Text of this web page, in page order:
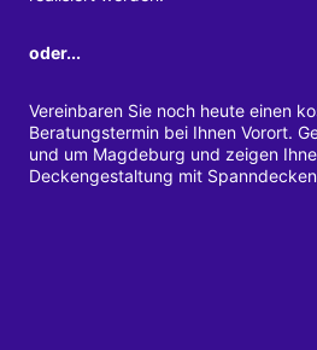
oder...
Vereinbaren Sie noch heute einen
Beratungstermin bei Ihnen Vorort.
und um Magdeburg und zeigen
Deckengestaltung mit